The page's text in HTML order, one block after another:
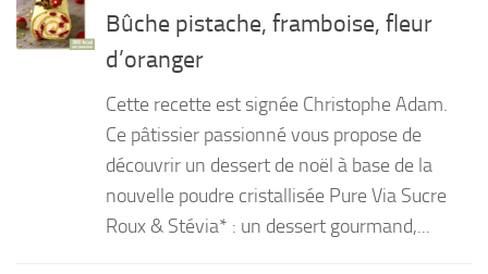
Bûche pistache, framboise, fleur
d’oranger
Cette recette est signée Christophe Adam.
Ce pâtissier passionné vous propose de
découvrir un dessert de noël à base de la
nouvelle poudre cristallisée Pure Via Sucre
Roux & Stévia* : un dessert gourmand,...